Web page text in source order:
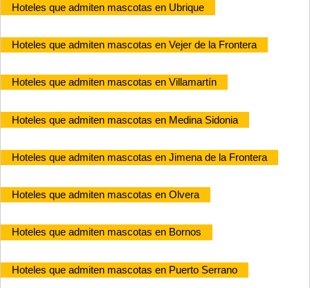
Hoteles que admiten mascotas en Ubrique
Hoteles que admiten mascotas en Vejer de la Frontera
Hoteles que admiten mascotas en Villamartín
Hoteles que admiten mascotas en Medina Sidonia
Hoteles que admiten mascotas en Jimena de la Frontera
Hoteles que admiten mascotas en Olvera
Hoteles que admiten mascotas en Bornos
Hoteles que admiten mascotas en Puerto Serrano